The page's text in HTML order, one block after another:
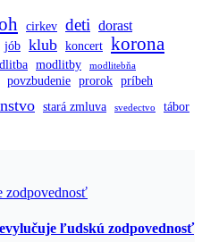
cirkev deti dorast
jób klub koncert korona
modlitby modlitebňa
povzbudenie prorok príbeh
stará zmluva svedectvo tábor
ľudskú zodpovednosť